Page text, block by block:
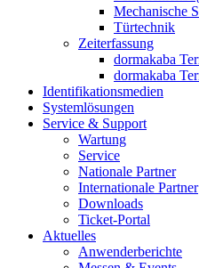
Mechanische
Türtechnik
Zeiterfassung
dormakaba
dormakaba
Identifikations­medien
Systemlösungen
Service & Support
Wartung
Service
Nationale Partner
Internationale Partner
Downloads
Ticket-Portal
Aktuelles
Anwenderberichte